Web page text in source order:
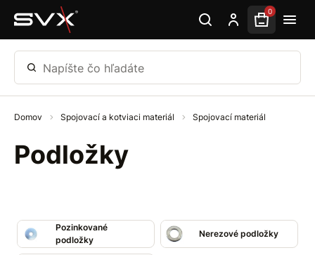
Preskočiť na hlavný obsah 0
Napíšte čo hľadáte
Domov Spojovací a kotviaci materiál Spojovací materiál
Podložky
Pozinkované
podložky
Nerezové podložky